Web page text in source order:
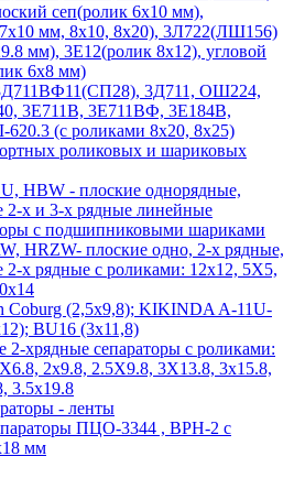
сеп(ролик 6х10 мм),
мм, 8х10, 8х20), 3Л722(ЛШ156)
мм), 3Е12(ролик 8х12), угловой
6х8 мм)
3Д711, ОШ224,
3Е711В, 3Е711ВФ, 3Е184В,
(с роликами 8х20, 8х25)
роликовых и шариковых
HBW - плоские однорядные,
2-х и 3-х рядные линейные
с подшипниковыми шариками
HRZW- плоские одно, 2-х рядные,
2-х рядные с роликами: 12х12, 5X5,
Coburg (2,5х9,8); KIKINDA A-11U-
BU16 (3х11,8)
2-хрядные сепараторы с роликами:
2х9.8, 2.5X9.8, 3X13.8, 3х15.8,
3.5х19.8
- ленты
ПЦО-3344 , ВРН-2 с
мм